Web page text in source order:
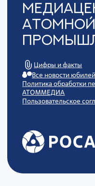
Атомной
Цифры и факты
Все новости
Политика обработки
АТОММЕДИА
Пользовательское